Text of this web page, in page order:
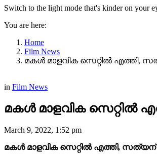
Switch to the light mode that's kinder on your
You are here:
Home
Film News
മകൾ മാളവിക സെറ്റിൽ എത്തി,
in Film News
മകൾ മാളവിക സെറ്റിൽ
March 9, 2022, 1:52 pm
മകൾ മാളവിക സെറ്റിൽ എത്തി, സത്യന്